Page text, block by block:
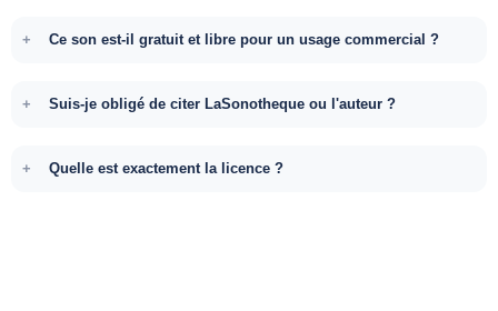
Ce son est-il gratuit et libre pour un usage commercial ?
Suis-je obligé de citer LaSonotheque ou l'auteur ?
Quelle est exactement la licence ?